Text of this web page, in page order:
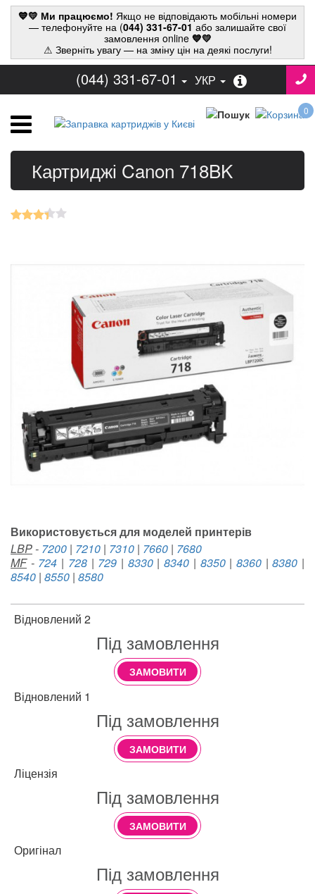
💙💛 Ми працюємо! Якщо не відповідають мобільні номери
— телефонуйте на (044) 331-67-01 або залишайте свої
замовлення online💙💛
⚠ Зверніть увагу — на зміну цін на деякі послуги!
(044) 331-67-01 УКР
0
Картриджі Canon 718BK
Використовується для моделей принтерів
LBP - 7200 | 7210 | 7310 | 7660 | 7680
MF- 724 | 728| 729 | 8330|8340 | 8350| 8360|8380 |
8540 | 8550 | 8580
Відновлений 2
Під замовлення
ЗАМОВИТИ
Відновлений 1
Під замовлення
ЗАМОВИТИ
Ліцензія
Під замовлення
ЗАМОВИТИ
Оригінал
Під замовлення